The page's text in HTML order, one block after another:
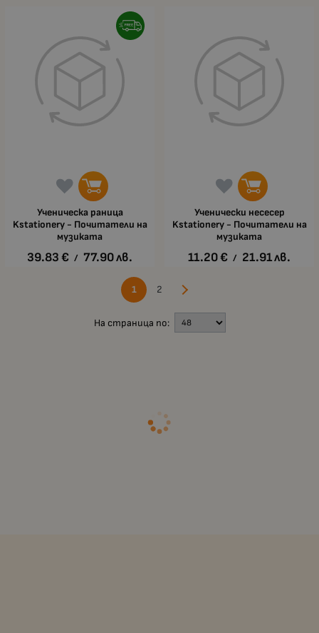
Ученическа раница
Kstationery - Почитатели на
музиката
39.83€ / 77.90лв.
Ученически несесер
Kstationery - Почитатели на
музиката
11.20€ / 21.91лв.
1 2
На страница по: